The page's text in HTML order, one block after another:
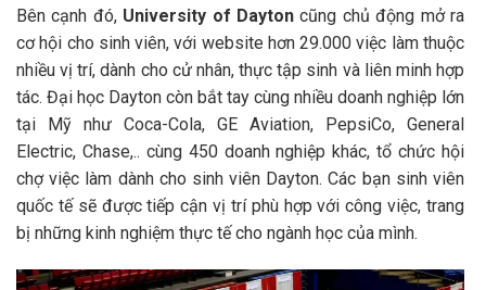
Bên cạnh đó, University of Daytoncũng chủ động mở ra
cơ hội cho sinh viên, với website hơn 29.000 việc làm thuộc
nhiều vị trí, dành cho cử nhân, thực tập sinh và liên minh hợp
tác. Đại học Dayton còn bắt tay cùng nhiều doanh nghiệp lớn
tại Mỹ như Coca-Cola, GE Aviation, PepsiCo, General
Electric, Chase,.. cùng 450 doanh nghiệp khác, tổ chức hội
chợ việc làm dành cho sinh viên Dayton. Các bạn sinh viên
quốc tế sẽ được tiếp cận vị trí phù hợp với công việc, trang
bị những kinh nghiệm thực tế cho ngành học của mình.